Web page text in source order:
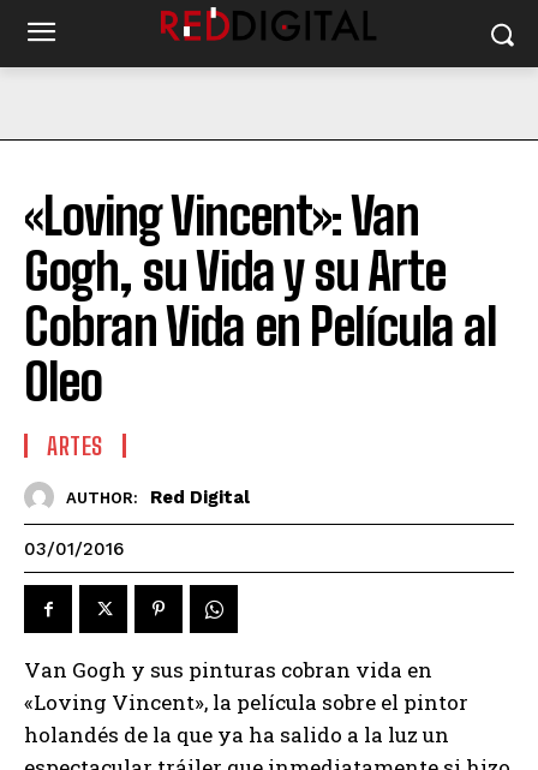
«Loving Vincent»: Van
Gogh, su Vida y su Arte
Cobran Vida en Película al
Oleo
ARTES
AUTHOR: Red Digital
03/01/2016
Van Gogh y sus pinturas cobran vida en
«Loving Vincent», la película sobre el pintor
holandés de la que ya ha salido a la luz un